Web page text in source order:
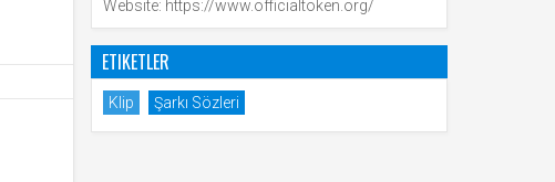
Website: https://www.officialtoken.org/
ETIKETLER
Klip Şarkı Sözleri